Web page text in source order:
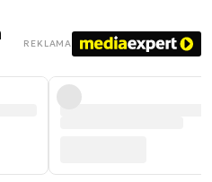
REKLAMA